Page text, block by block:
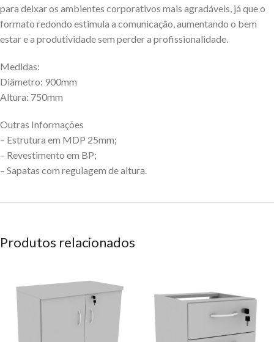
para deixar os ambientes corporativos mais agradáveis, já que o
formato redondo estimula a comunicação, aumentando o bem
estar e a produtividade sem perder a profissionalidade.
Medidas:
Diâmetro: 900mm
Altura: 750mm
Outras Informações
– Estrutura em MDP 25mm;
– Revestimento em BP;
– Sapatas com regulagem de altura.
Produtos relacionados